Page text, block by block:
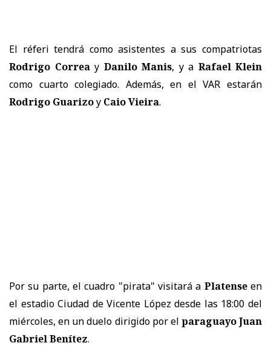
El réferi tendrá como asistentes a sus compatriotas
Rodrigo Correay Danilo Manis, y a Rafael Klein
como cuarto colegiado. Además, en el VAR estarán
Rodrigo Guarizoy Caio Vieira.
Por su parte, el cuadro "pirata" visitará a Platenseen
el estadio Ciudad de Vicente López desde las 18:00 del
miércoles, en un duelo dirigido por el paraguayo Juan
Gabriel Benítez.